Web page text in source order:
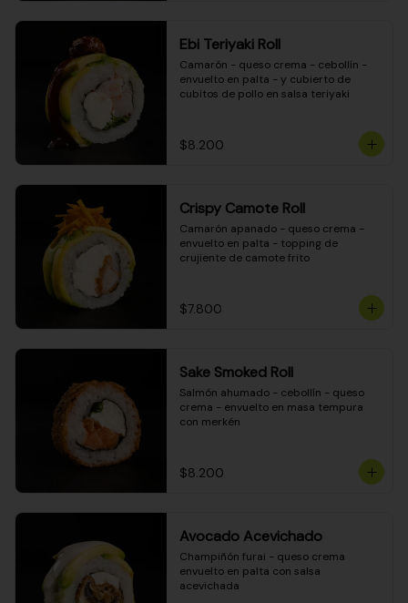
Ebi Teriyaki Roll
Camarón - queso crema - cebollín -
envuelto en palta - y cubierto de
cubitos de pollo en salsa teriyaki
$8.200
Crispy Camote Roll
Camarón apanado - queso crema -
envuelto en palta - topping de
crujiente de camote frito
$7.800
Sake Smoked Roll
Salmón ahumado - cebollín - queso
crema - envuelto en masa tempura
con merkén
$8.200
Avocado Acevichado
Champiñón furai - queso crema
envuelto en palta con salsa
acevichada